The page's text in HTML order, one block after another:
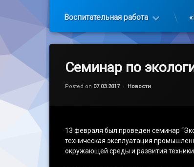
Воспитательная работа
Семинар по
Posted on 07.03.2017
Обновлено на
by
Категории:
Новости
13 февраля был проведен семинар
техническая эксплуатация
окружающей среды и развития